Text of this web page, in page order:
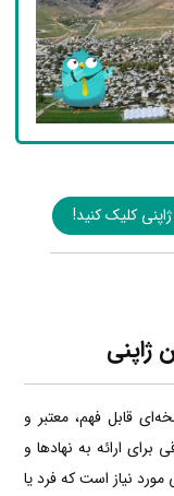
کلیک کنید!
ژاپنی
قابل فهم، معتبر و
ارائه به نهادها و
نیاز است که فرد یا